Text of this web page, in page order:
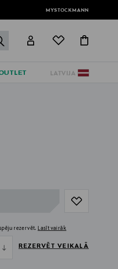
MYSTOCKMANN
label.header.go
LATVIJA
rezervēt. Lasīt vairāk
REZERVĒT VEIKALĀ